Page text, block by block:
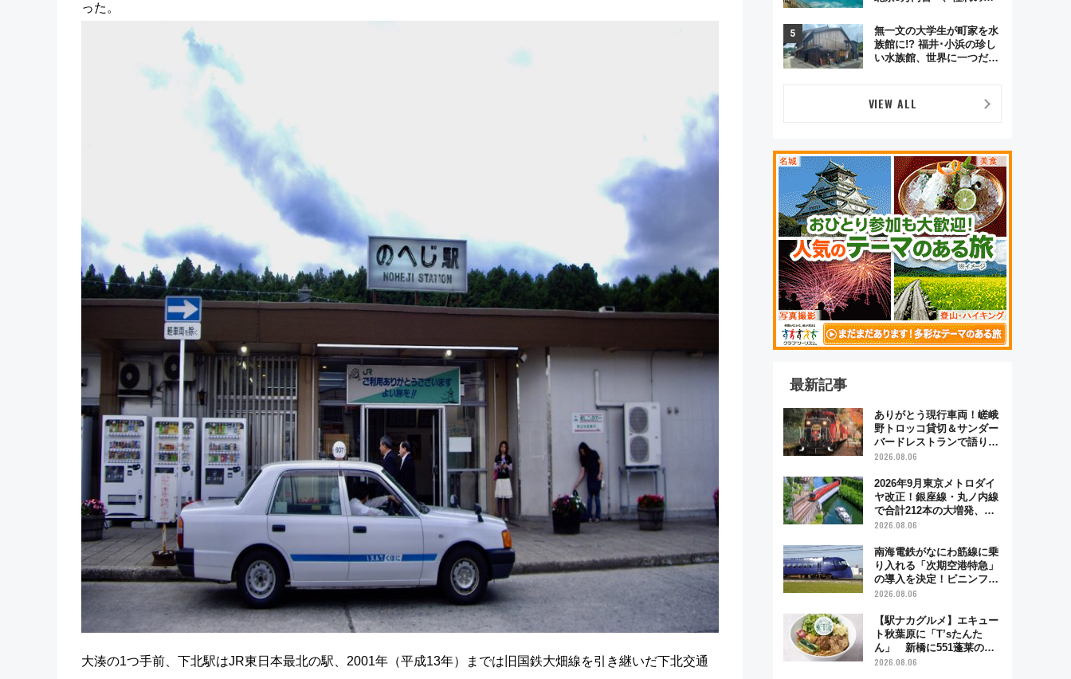
った。
大湊の1つ手前、下北駅はJR東日本最北の駅、2001年（平成13年）までは旧国鉄大畑線を引き継いだ下北交通
GW旅行まで狙える激アツ
路線まとめ（8/10まで）
無一文の大学生が町家を水
族館に!? 福井･小浜の珍し
い水族館、世界に一つだけ
第2弾
VIEW ALL
最新記事
ありがとう現行車両！嵯峨
野トロッコ貸切＆サンダー
バードレストランで語り合
う秋の京都 斉藤雪乃＆福
日「京都の鉄道満喫ツア
ー」開催
2026.08.06
2026年9月東京メトロダイ
ヤ改正！銀座線・丸ノ内線
で合計212本の大増発、混
雑緩和に期待
2026.08.06
南海電鉄がなにわ筋線に乗
り入れる「次期空港特急」
の導入を決定！ピニンファ
リーナによる日本初の鉄道
2026.08.06
【駅ナカグルメ】エキュー
ト秋葉原に「T’sたんた
ん」 新橋に551蓬莱の
DNAを継ぐ「東京豚饅」、
2026.08.06